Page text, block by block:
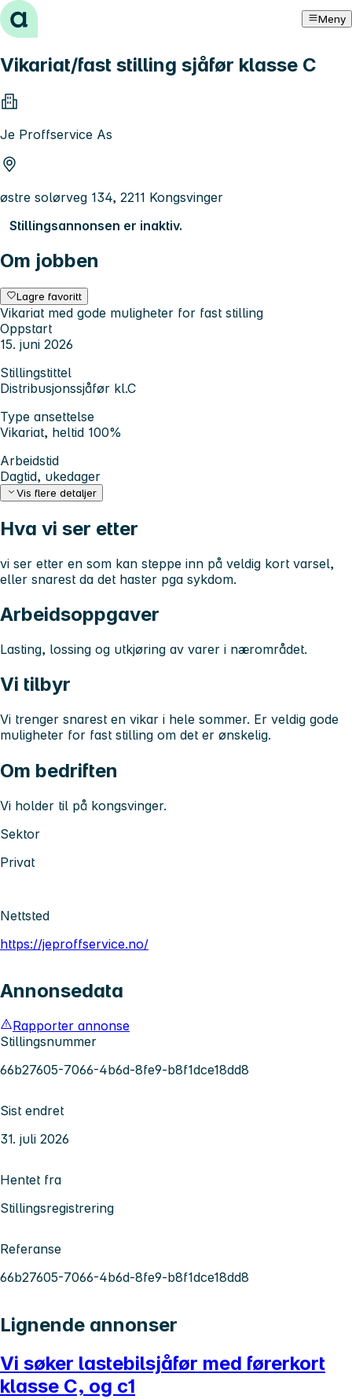
Hopp til innhold Meny
Vikariat/fast stilling sjåfør klasse C
Je Proffservice As
østre solørveg 134, 2211 Kongsvinger
Stillingsannonsen er inaktiv.
Om jobben
Lagre favoritt
Vikariat med gode muligheter for fast stilling
Oppstart
15. juni 2026
Stillingstittel
Distribusjonssjåfør kl.C
Type ansettelse
Vikariat, heltid 100%
Arbeidstid
Dagtid, ukedager
Vis flere detaljer
Hva vi ser etter
vi ser etter en som kan steppe inn på veldig kort varsel,
eller snarest da det haster pga sykdom.
Arbeidsoppgaver
Lasting, lossing og utkjøring av varer i nærområdet.
Vi tilbyr
Vi trenger snarest en vikar i hele sommer. Er veldig gode
muligheter for fast stilling om det er ønskelig.
Om bedriften
Vi holder til på kongsvinger.
Sektor
Privat
Nettsted
https://jeproffservice.no/
Annonsedata
Rapporter annonse
Stillingsnummer
66b27605-7066-4b6d-8fe9-b8f1dce18dd8
Sist endret
31. juli 2026
Hentet fra
Stillingsregistrering
Referanse
66b27605-7066-4b6d-8fe9-b8f1dce18dd8
Lignende annonser
Vi søker lastebilsjåfør med førerkort
klasse C, og c1